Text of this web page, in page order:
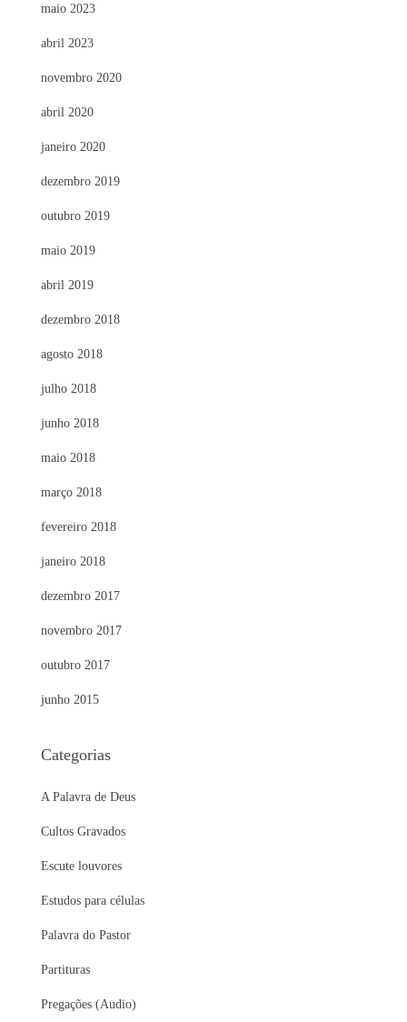
maio 2023
abril 2023
novembro 2020
abril 2020
janeiro 2020
dezembro 2019
outubro 2019
maio 2019
abril 2019
dezembro 2018
agosto 2018
julho 2018
junho 2018
maio 2018
março 2018
fevereiro 2018
janeiro 2018
dezembro 2017
novembro 2017
outubro 2017
junho 2015
Categorias
A Palavra de Deus
Cultos Gravados
Escute louvores
Estudos para células
Palavra do Pastor
Partituras
Pregações (Audio)